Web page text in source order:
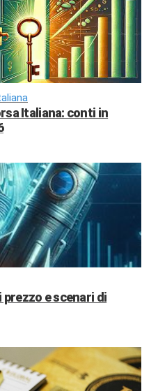
Italiana: conti in
e scenari di